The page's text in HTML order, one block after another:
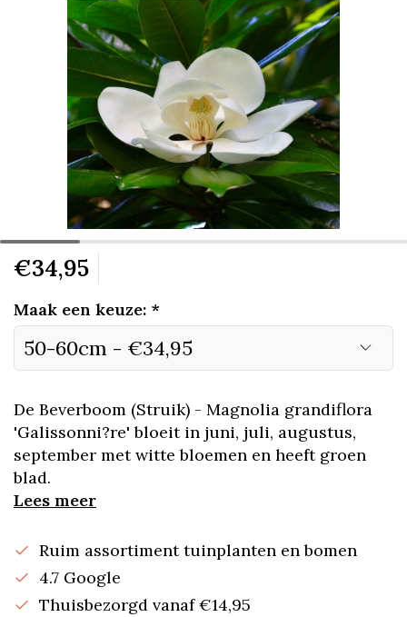
€34,95
Maak een keuze: *
De Beverboom (Struik) - Magnolia grandiflora
'Galissonni?re' bloeit in juni, juli, augustus,
september met witte bloemen en heeft groen
blad.
Lees meer
Ruim assortiment tuinplanten en bomen
4.7 Google
Thuisbezorgd vanaf €14,95